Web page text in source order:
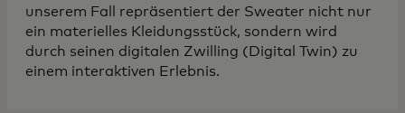
unserem Fall repräsentiert der Sweater nicht nur
ein materielles Kleidungsstück, sondern wird
durch seinen digitalen Zwilling (Digital Twin) zu
einem interaktiven Erlebnis.